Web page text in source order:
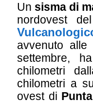
Un sisma di
nordovest
avvenuto
settembre,
chilometri
chilometri a
ovest di